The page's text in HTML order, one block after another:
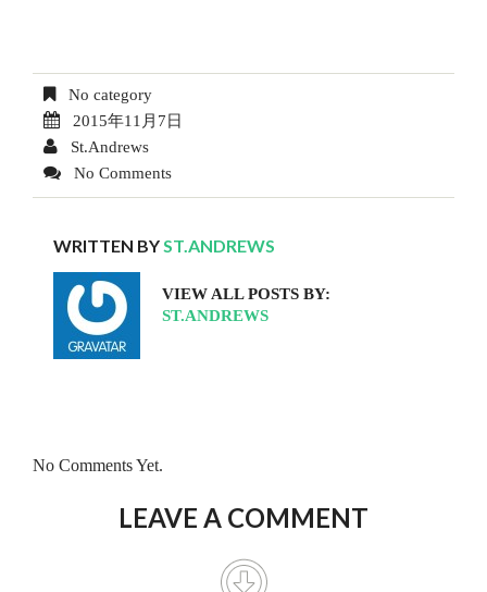
No category
2015年11月7日
St.Andrews
No Comments
WRITTEN BYST.ANDREWS
VIEW ALL POSTS BY:
ST.ANDREWS
No Comments Yet.
LEAVE A COMMENT